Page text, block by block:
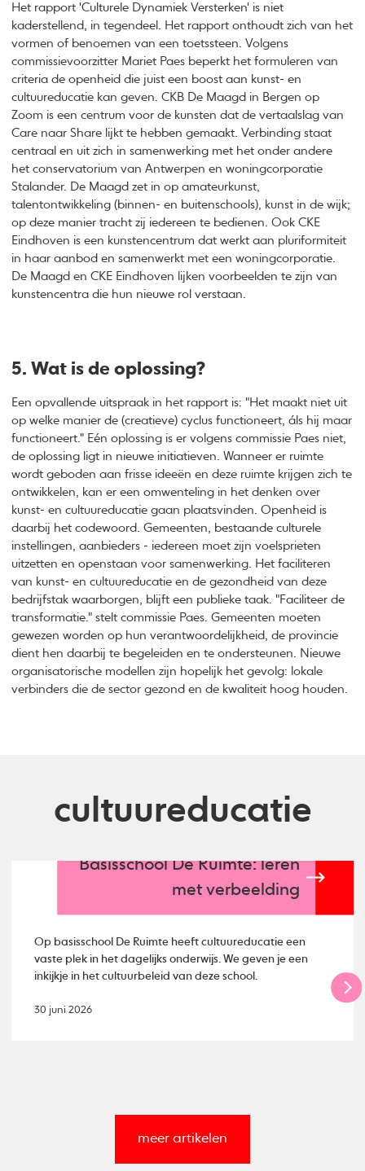
Het rapport 'Culturele Dynamiek Versterken' is niet
kaderstellend, in tegendeel. Het rapport onthoudt zich van het
vormen of benoemen van een toetssteen. Volgens
commissievoorzitter Mariet Paes beperkt het formuleren van
criteria de openheid die juist een boost aan kunst- en
cultuureducatie kan geven. CKB De Maagd in Bergen op
Zoom is een centrum voor de kunsten dat de vertaalslag van
Care naar Share lijkt te hebben gemaakt. Verbinding staat
centraal en uit zich in samenwerking met het onder andere
het conservatorium van Antwerpen en woningcorporatie
Stalander. De Maagd zet in op amateurkunst,
talentontwikkeling (binnen- en buitenschools), kunst in de wijk;
op deze manier tracht zij iedereen te bedienen. Ook CKE
Eindhoven is een kunstencentrum dat werkt aan pluriformiteit
in haar aanbod en samenwerkt met een woningcorporatie.
De Maagd en CKE Eindhoven lijken voorbeelden te zijn van
kunstencentra die hun nieuwe rol verstaan.
5. Wat is de oplossing?
Een opvallende uitspraak in het rapport is: "Het maakt niet uit
op welke manier de (creatieve) cyclus functioneert, áls hij maar
functioneert." Eén oplossing is er volgens commissie Paes niet,
de oplossing ligt in nieuwe initiatieven. Wanneer er ruimte
wordt geboden aan frisse ideeën en deze ruimte krijgen zich te
ontwikkelen, kan er een omwenteling in het denken over
kunst- en cultuureducatie gaan plaatsvinden. Openheid is
daarbij het codewoord. Gemeenten, bestaande culturele
instellingen, aanbieders - iedereen moet zijn voelsprieten
uitzetten en openstaan voor samenwerking. Het faciliteren
van kunst- en cultuureducatie en de gezondheid van deze
bedrijfstak waarborgen, blijft een publieke taak. "Faciliteer de
transformatie." stelt commissie Paes. Gemeenten moeten
gewezen worden op hun verantwoordelijkheid, de provincie
dient hen daarbij te begeleiden en te ondersteunen. Nieuwe
organisatorische modellen zijn hopelijk het gevolg: lokale
verbinders die de sector gezond en de kwaliteit hoog houden.
cultuureducatie
Basisschool De Ruimte: leren
met verbeelding
Op basisschool De Ruimte heeft cultuureducatie een
vaste plek in het dagelijks onderwijs. We geven je een
inkijkje in het cultuurbeleid van deze school.
30 juni 2026
meer artikelen